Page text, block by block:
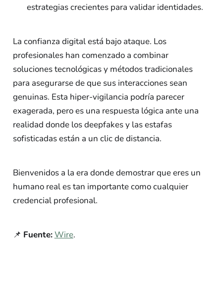
estrategias crecientes para validar identidades.
La confianza digital está bajo ataque. Los
profesionales han comenzado a combinar
soluciones tecnológicas y métodos tradicionales
para asegurarse de que sus interacciones sean
genuinas. Esta hiper-vigilancia podría parecer
exagerada, pero es una respuesta lógica ante una
realidad donde los deepfakes y las estafas
sofisticadas están a un clic de distancia.
Bienvenidos a la era donde demostrar que eres un
humano real es tan importante como cualquier
credencial profesional.
📌 Fuente:Wire.